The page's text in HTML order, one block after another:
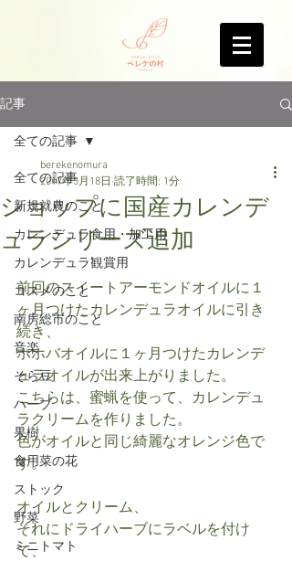
記事
全ての記事
新規就農のこと
カレンデュラ食用・加工用
カレンデュラ観賞用
コスメのこと
南房総市のこと
音楽
そら豆
ハーブ
果樹
食用菜の花
ストック
野菜
ミニトマト
全ての記事
ショップに国産カレンデ
ュラシリーズ追加
berekenomura
2017年3月18日 読了時間: 1分
前回のスイートアーモンドオイルに１
ヶ月つけたカレンデュラオイルに引き
続き、
ホホバオイルに１ヶ月つけたカレンデ
ュラオイルが出来上がりました。
こちらは、蜜蝋を使って、カレンデュ
ラクリームを作りました。
色がオイルと同じ綺麗なオレンジ色で
す。
オイルとクリーム、
それにドライハーブにラベルを付け
て、